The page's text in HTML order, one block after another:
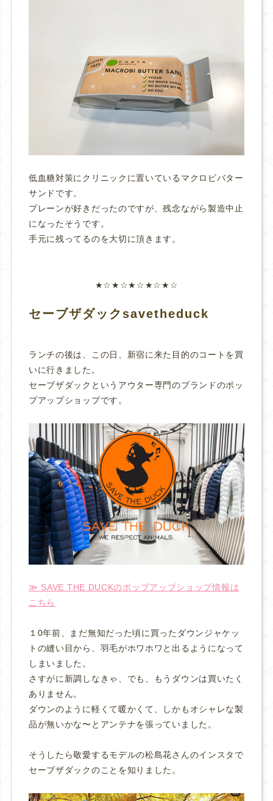
低血糖対策にクリニックに置いているマクロビバター
サンドです。
プレーンが好きだったのですが、残念ながら製造中止
になったそうです。
手元に残ってるのを大切に頂きます。
★☆★☆★☆★☆★☆
セーブザダックsavetheduck
ランチの後は、この日、新宿に来た目的のコートを買
いに行きました。
セーブザダックというアウター専門のブランドのポッ
プアップショップです。
≫ SAVE THE DUCKのポップアップショップ情報は
こちら
１0年前、まだ無知だった頃に買ったダウンジャケッ
トの縫い目から、羽毛がホワホワと出るようになって
しまいました。
さすがに新調しなきゃ、でも、もうダウンは買いたく
ありません。
ダウンのように軽くて暖かくて、しかもオシャレな製
品が無いかな〜とアンテナを張っていました。
そうしたら敬愛するモデルの松島花さんのインスタで
セーブザダックのことを知りました。